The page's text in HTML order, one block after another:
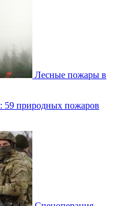
Лесные пожары в
59 природных пожаров